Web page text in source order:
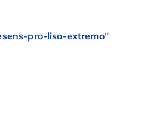
pro-liso-extremo"